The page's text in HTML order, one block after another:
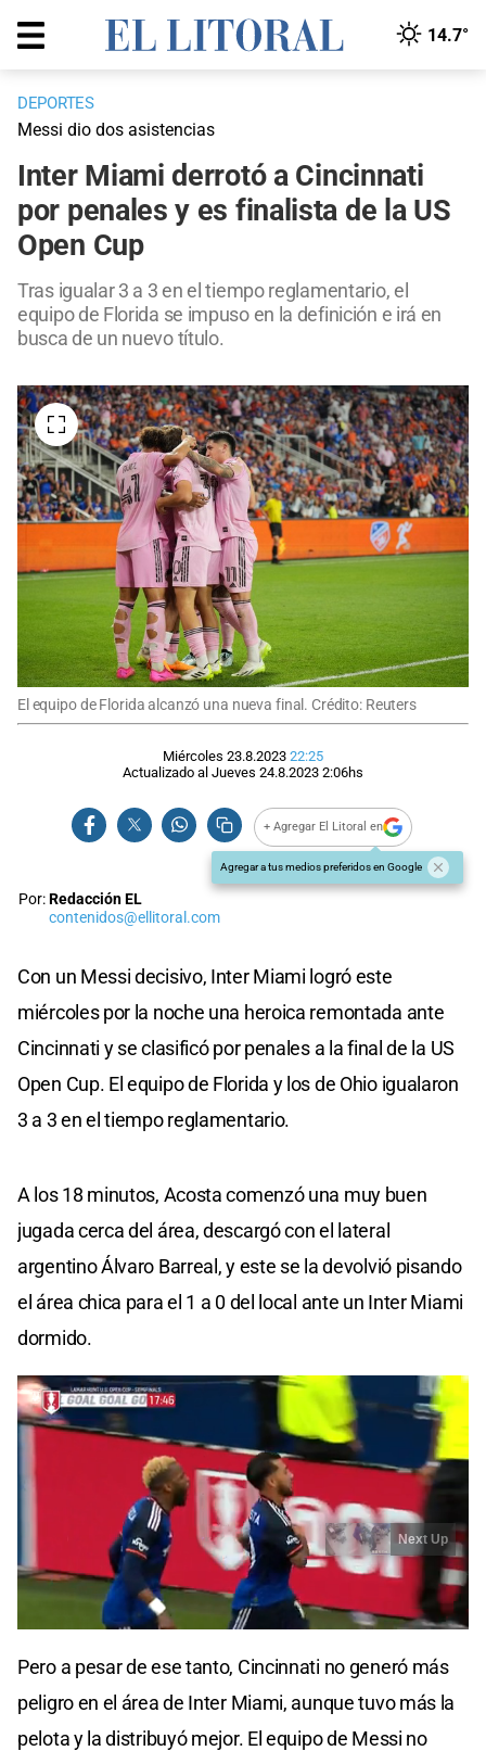
14.7°
DEPORTES
Messi dio dos asistencias
Inter Miami derrotó a Cincinnati
por penales y es finalista de la US
Open Cup
Tras igualar 3 a 3 en el tiempo reglamentario, el
equipo de Florida se impuso en la definición e irá en
busca de un nuevo título.
El equipo de Florida alcanzó una nueva final. Crédito: Reuters
Miércoles 23.8.2023 22:25
Actualizado al Jueves 24.8.2023 2:06hs
+ Agregar El Litoral en
Agregar a tus medios preferidos en Google
Por:Redacción EL
contenidos@ellitoral.com
Con un Messi decisivo, Inter Miami logró este
miércoles por la noche una heroica remontada ante
Cincinnati y se clasificó por penales a la final de la US
Open Cup. El equipo de Florida y los de Ohio igualaron
3 a 3 en el tiempo reglamentario.
A los 18 minutos, Acosta comenzó una muy buen
jugada cerca del área, descargó con el lateral
argentino Álvaro Barreal, y este se la devolvió pisando
el área chica para el 1 a 0 del local ante un Inter Miami
dormido.
Pero a pesar de ese tanto, Cincinnati no generó más
peligro en el área de Inter Miami, aunque tuvo más la
pelota y la distribuyó mejor. El equipo de Messi no